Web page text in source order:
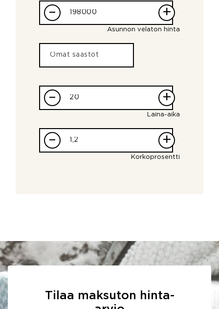
– +
Asunnon velaton hinta
– +
Laina-aika
– +
Korkoprosentti
Tilaa maksuton hinta-